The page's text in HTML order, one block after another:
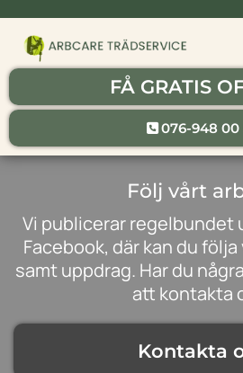
FÅ GRATIS
076-948 00
Följ vårt
Vi publicerar regelbundet
Facebook, där kan du
samt uppdrag. Har du
att kontakta
Kontakta